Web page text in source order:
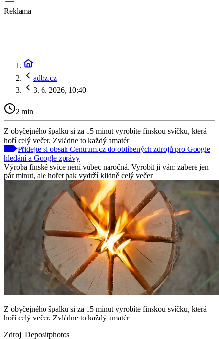
Reklama
adbz.cz
3. 6. 2026, 10:40
2 min
Z obyčejného špalku si za 15 minut vyrobíte finskou svíčku, která
hoří celý večer. Zvládne to každý amatér
Přidejte si obsah Centrum.cz do oblíbených zdrojů pro Google
hledání a Google zprávy
Výroba finské svíce není vůbec náročná. Vyrobit ji vám zabere jen
pár minut, ale hořet pak vydrží klidně celý večer.
Z obyčejného špalku si za 15 minut vyrobíte finskou svíčku, která
hoří celý večer. Zvládne to každý amatér
Zdroj: Depositphotos